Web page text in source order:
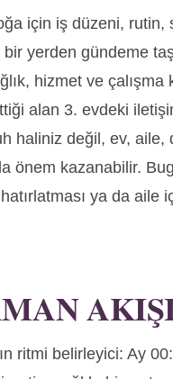
için iş düzeni, rutin,
yerden gündeme
hizmet ve çalışma
alan 3. evdeki
haliniz değil, ev,
önem kazanabilir.
ya da aile
ritmi belirleyici: Ay